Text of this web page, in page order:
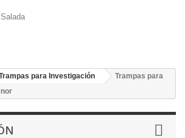
para Investigación
Trampas para